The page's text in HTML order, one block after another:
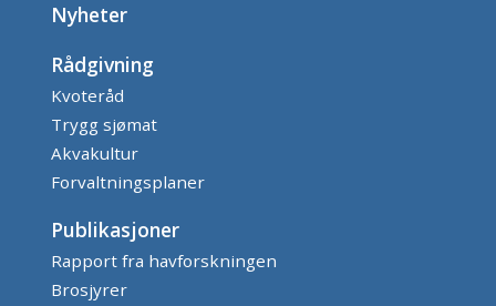
Nyheter
Rådgivning
Kvoteråd
Trygg sjømat
Akvakultur
Forvaltningsplaner
Publikasjoner
Rapport fra havforskningen
Brosjyrer